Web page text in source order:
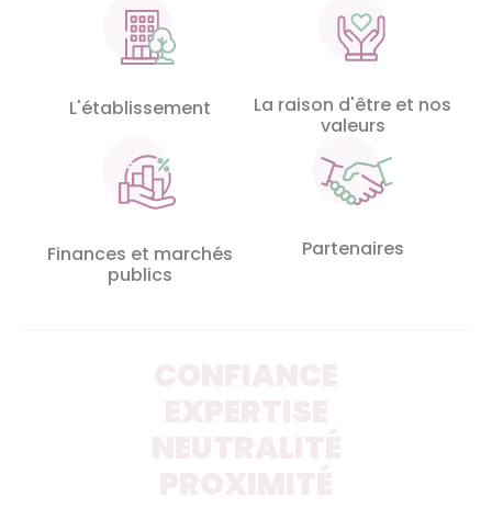
L'établissement
La raison d'être et nos
valeurs
Finances et marchés
publics
Partenaires